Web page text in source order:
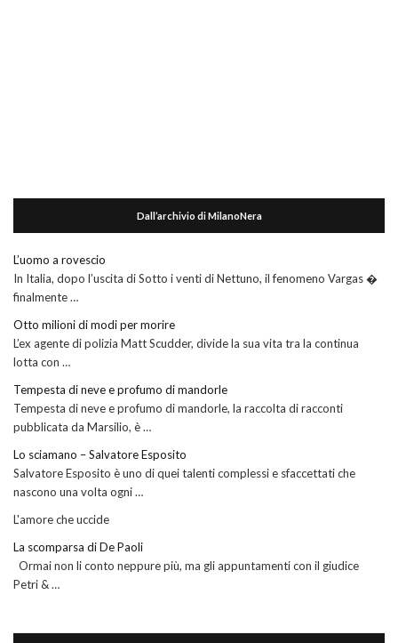
Dall’archivio di MilanoNera
L’uomo a rovescio
In Italia, dopo l’uscita di Sotto i venti di Nettuno, il fenomeno Vargas �
finalmente …
Otto milioni di modi per morire
L’ex agente di polizia Matt Scudder, divide la sua vita tra la continua
lotta con …
Tempesta di neve e profumo di mandorle
Tempesta di neve e profumo di mandorle, la raccolta di racconti
pubblicata da Marsilio, è …
Lo sciamano – Salvatore Esposito
Salvatore Esposito è uno di quei talenti complessi e sfaccettati che
nascono una volta ogni …
L'amore che uccide
La scomparsa di De Paoli
Ormai non li conto neppure più, ma gli appuntamenti con il giudice
Petri & …